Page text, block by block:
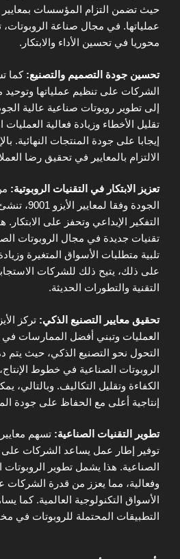
حيث تضمن التزام المؤسسات
عملياتها. في مجال صناعة
محوريا في تحسين الأداء والابتكار.
تحسين جودة التصميم والتصنيع:
الشركات على تنظيم عملياتها وتوحيد
إلى تطوير روبوتات صناعية عالية
تقليل الأخطاء وزيادة فعالية العمليات
إيجابا على جودة المنتجات النهائية.
الالتزام بالمعايير في تحقيق رضا
تعزيز الابتكار في التقنيات الروبوتية:
الجودة وفقا
التفكير الإبداعي وتحفز على
تقنيات جديدة في مجال الروبوتات
تلبية متطلبات الأسواق المتغيرة
على ذلك، يتيح ذلك للشركات
التقنية والتطورات الحديثة.
تحقيق معايير التصنيع الذكي:
العمليات وتبني أفضل الممارسات في
التحول نحو التصنيع الذكي، حيث يتم
الروبوتات الصناعية في خطوط
الكفاءة وتقليل التكاليف. وبالتالي،
إنتاجية أعلى مع الحفاظ على جودة
تطوير التقنيات الصناعية:
توفير إطار عمل يساعد الشركات على
الصناعية. هذا يشمل تطوير الروبوتات
وفعالية، مما يعزز من قدرة
الأسواق التكنولوجية العالمية. كما
التطبيقات المحتملة للروبوتات في